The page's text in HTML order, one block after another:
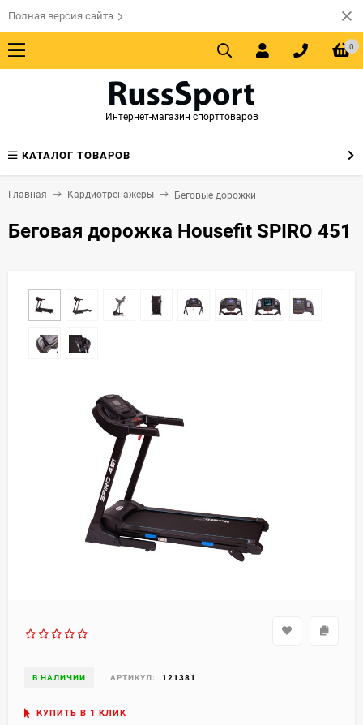
Полная версия сайта
0
Интернет-магазин спорттоваров
КАТАЛОГ ТОВАРОВ
Главная Кардиотренажеры Беговые дорожки
Беговая дорожка Housefit SPIRO 451
В НАЛИЧИИ АРТИКУЛ: 121381
КУПИТЬ В 1 КЛИК